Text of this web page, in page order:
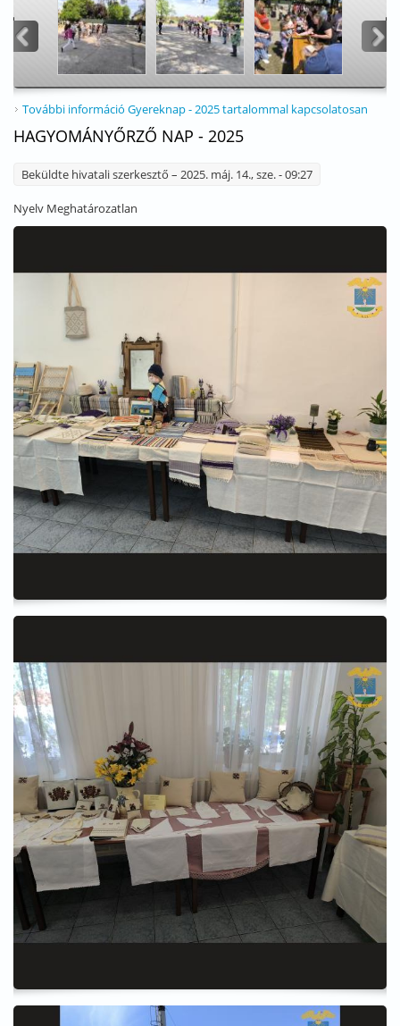
További információ Gyereknap - 2025 tartalommal kapcsolatosan
HAGYOMÁNYŐRZŐ NAP - 2025
Beküldte hivatali szerkesztő – 2025. máj. 14., sze. - 09:27
Nyelv Meghatározatlan